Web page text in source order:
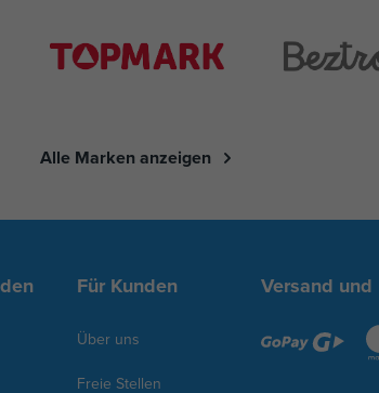
Alle Marken anzeigen
Für Kunden
Über uns
Freie Stellen
Versand